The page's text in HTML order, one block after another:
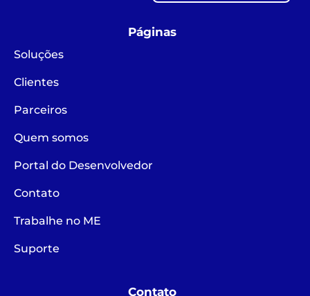
Páginas
Soluções
Clientes
Parceiros
Quem somos
Portal do Desenvolvedor
Contato
Trabalhe no ME
Suporte
Contato